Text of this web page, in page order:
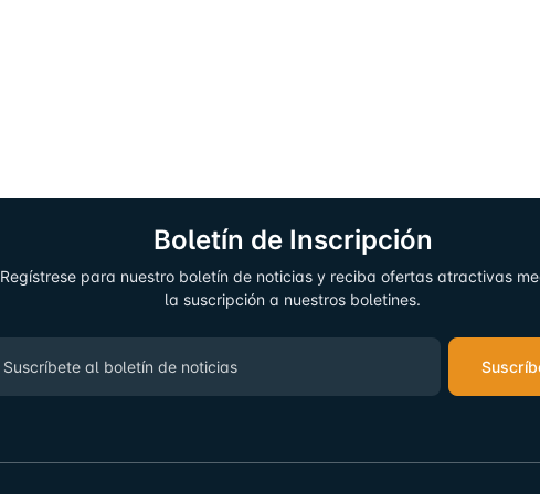
Boletín de Inscripción
Regístrese para nuestro boletín de noticias y reciba ofertas atractivas
la suscripción a nuestros boletines.